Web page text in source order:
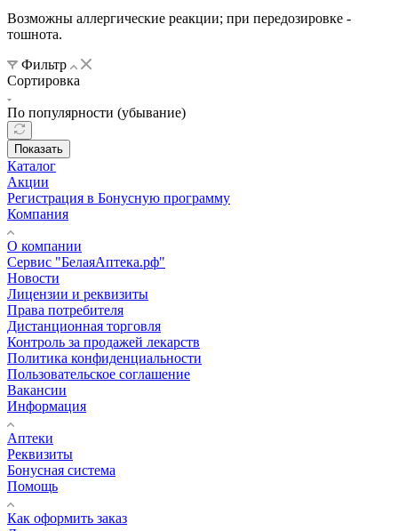
Возможны аллергические реакции; при передозировке -
тошнота.
Фильтр
Сортировка
По популярности (убывание)
Показать
Каталог
Акции
Регистрация в Бонусную программу
Компания
О компании
Сервис "БелаяАптека.рф"
Новости
Лицензии и реквизиты
Права потребителя
Дистанционная торговля
Контроль за продажей лекарств
Политика конфиденциальности
Пользовательское соглашение
Вакансии
Информация
Аптеки
Реквизиты
Бонусная система
Помощь
Как оформить заказ